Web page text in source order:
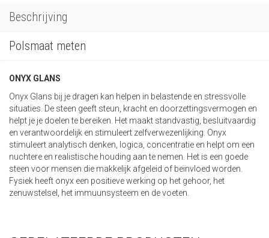
Beschrijving
Polsmaat meten
ONYX GLANS
Onyx Glans bij je dragen kan helpen in belastende en stressvolle
situaties. De steen geeft steun, kracht en doorzettingsvermogen en
helpt je je doelen te bereiken. Het maakt standvastig, besluitvaardig
en verantwoordelijk en stimuleert zelfverwezenlijking. Onyx
stimuleert analytisch denken, logica, concentratie en helpt om een
nuchtere en realistische houding aan te nemen. Het is een goede
steen voor mensen die makkelijk afgeleid of beïnvloed worden.
Fysiek heeft onyx een positieve werking op het gehoor, het
zenuwstelsel, het immuunsysteem en de voeten.